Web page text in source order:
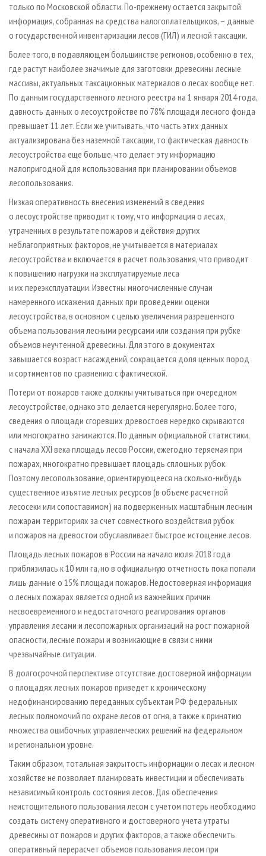
только по Московской области. По-прежнему остается закрытой
информация, собранная на средства налогоплательщиков, – данные
о государственной инвентаризации лесов (ГИЛ) и лесной таксации.
Более того, в подавляющем большинстве регионов, особенно в тех,
где растут наиболее значимые для заготовки древесины лесные
массивы, актуальных таксационных материалов о лесах вообще нет.
По данным государственного лесного реестра на 1 января 2014 года,
давность данных о лесоустройстве по 78% площади лесного фонда
превышает 11 лет. Если же учитывать, что часть этих данных
актуализирована без наземной таксации, то фактическая давность
лесоустройства еще больше, что делает эту информацию
малопригодной для использования при планировании объемов
лесопользования.
Низкая оперативность внесения изменений в сведения
о лесоустройстве приводит к тому, что информация о лесах,
утраченных в результате пожаров и действия других
неблагоприятных факторов, не учитывается в материалах
лесоустройства и включается в расчет пользования, что приводит
к повышению нагрузки на эксплуатируемые леса
и их переэксплуатации. Известны многочисленные случаи
намеренного искажения данных при проведении оценки
лесоустройства, в основном с целью увеличения разрешенного
объема пользования лесными ресурсами или создания при рубке
объемов неучтенной древесины. Для этого в документах
завышается возраст насаждений, сокращается доля ценных пород
и сортиментов по сравнению с фактической.
Потери от пожаров также должны учитываться при очередном
лесоустройстве, однако это делается нерегулярно. Более того,
сведения о площади сгоревших древостоев нередко скрываются
или многократно занижаются. По данным официальной статистики,
с начала XXI века площадь лесов России, ежегодно теряемая при
пожарах, многократно превышает площадь сплошных рубок.
Поэтому лесопользование, ориентирующееся на сколько-нибудь
существенное изъятие лесных ресурсов (в объеме расчетной
лесосеки или сопоставимом) на подверженных масштабным лесным
пожарам территориях за счет совместного воздействия рубок
и пожаров на древостои обуславливает быстрое истощение лесов.
Площадь лесных пожаров в России на начало июля 2018 года
приблизилась к 10 млн га, но в официальную отчетность пока попали
лишь данные о 15% площади пожаров. Недостоверная информация
о лесных пожарах является одной из важнейших причин
несвоевременного и недостаточного реагирования органов
управления лесами и лесопожарных организаций на рост пожарной
опасности, лесные пожары и возникающие в связи с ними
чрезвычайные ситуации.
В долгосрочной перспективе отсутствие достоверной информации
о площадях лесных пожаров приведет к хроническому
недофинансированию переданных субъектам РФ федеральных
лесных полномочий по охране лесов от огня, а также к принятию
множества ошибочных управленческих решений на федеральном
и региональном уровне.
Таким образом, тотальная закрытость информации о лесах и лесном
хозяйстве не позволяет планировать инвестиции и обеспечивать
независимый контроль состояния лесов. Для обеспечения
неистощительного пользования лесом с учетом потерь необходимо
создать систему оперативного и достоверного учета утраты
древесины от пожаров и других факторов, а также обеспечить
оперативный перерасчет объемов пользования лесом при